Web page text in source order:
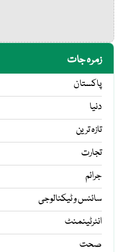
زمرہ جات
پاکستان
دنیا
تازہ ترین
تجارت
جرائم
سائنس و ٹیکنالوجی
انٹرٹینمنٹ
صحت